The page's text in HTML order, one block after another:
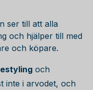
ser till att alla
och hjälper till med
och köpare.
och
inte i arvodet, och